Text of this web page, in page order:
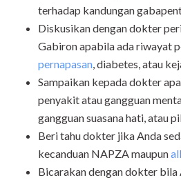
terhadap kandungan
Diskusikan dengan dokter
Gabiron apabila ada riwayat
pernapasan, diabetes, atau
Sampaikan kepada dokter
penyakit atau gangguan
gangguan suasana hati, atau
Beri tahu dokter jika Anda
kecanduan NAPZA maupun
Bicarakan dengan dokter bila